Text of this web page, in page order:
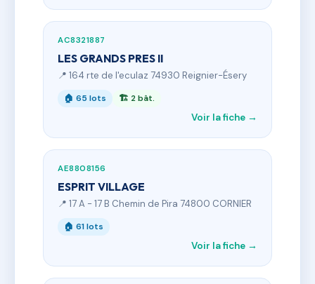
AC8321887
LES GRANDS PRES II
📍 164 rte de l'eculaz 74930 Reignier-Ésery
🏠 65 lots 🏗 2 bât.
Voir la fiche →
AE8808156
ESPRIT VILLAGE
📍 17 A - 17 B Chemin de Pira 74800 CORNIER
🏠 61 lots
Voir la fiche →